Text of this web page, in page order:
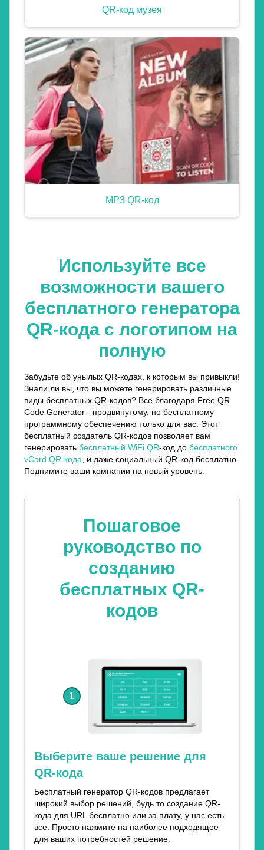
QR-код музея
MP3 QR-код
Используйте все
возможности вашего
бесплатного генератора
QR-кода с логотипом на
полную
Забудьте об унылых QR-кодах, к которым вы привыкли!
Знали ли вы, что вы можете генерировать различные
виды бесплатных QR-кодов? Все благодаря Free QR
Code Generator - продвинутому, но бесплатному
программному обеспечению только для вас. Этот
бесплатный создатель QR-кодов позволяет вам
генерировать бесплатный WiFi QR-код до бесплатного
vCard QR-кода , и даже социальный QR-код бесплатно.
Поднимите ваши компании на новый уровень.
Пошаговое
руководство по
созданию
бесплатных QR-
кодов
1
Выберите ваше решение для
QR-кода
Бесплатный генератор QR-кодов предлагает
широкий выбор решений, будь то создание QR-
кода для URL бесплатно или за плату, у нас есть
все. Просто нажмите на наиболее подходящее
для ваших потребностей решение.